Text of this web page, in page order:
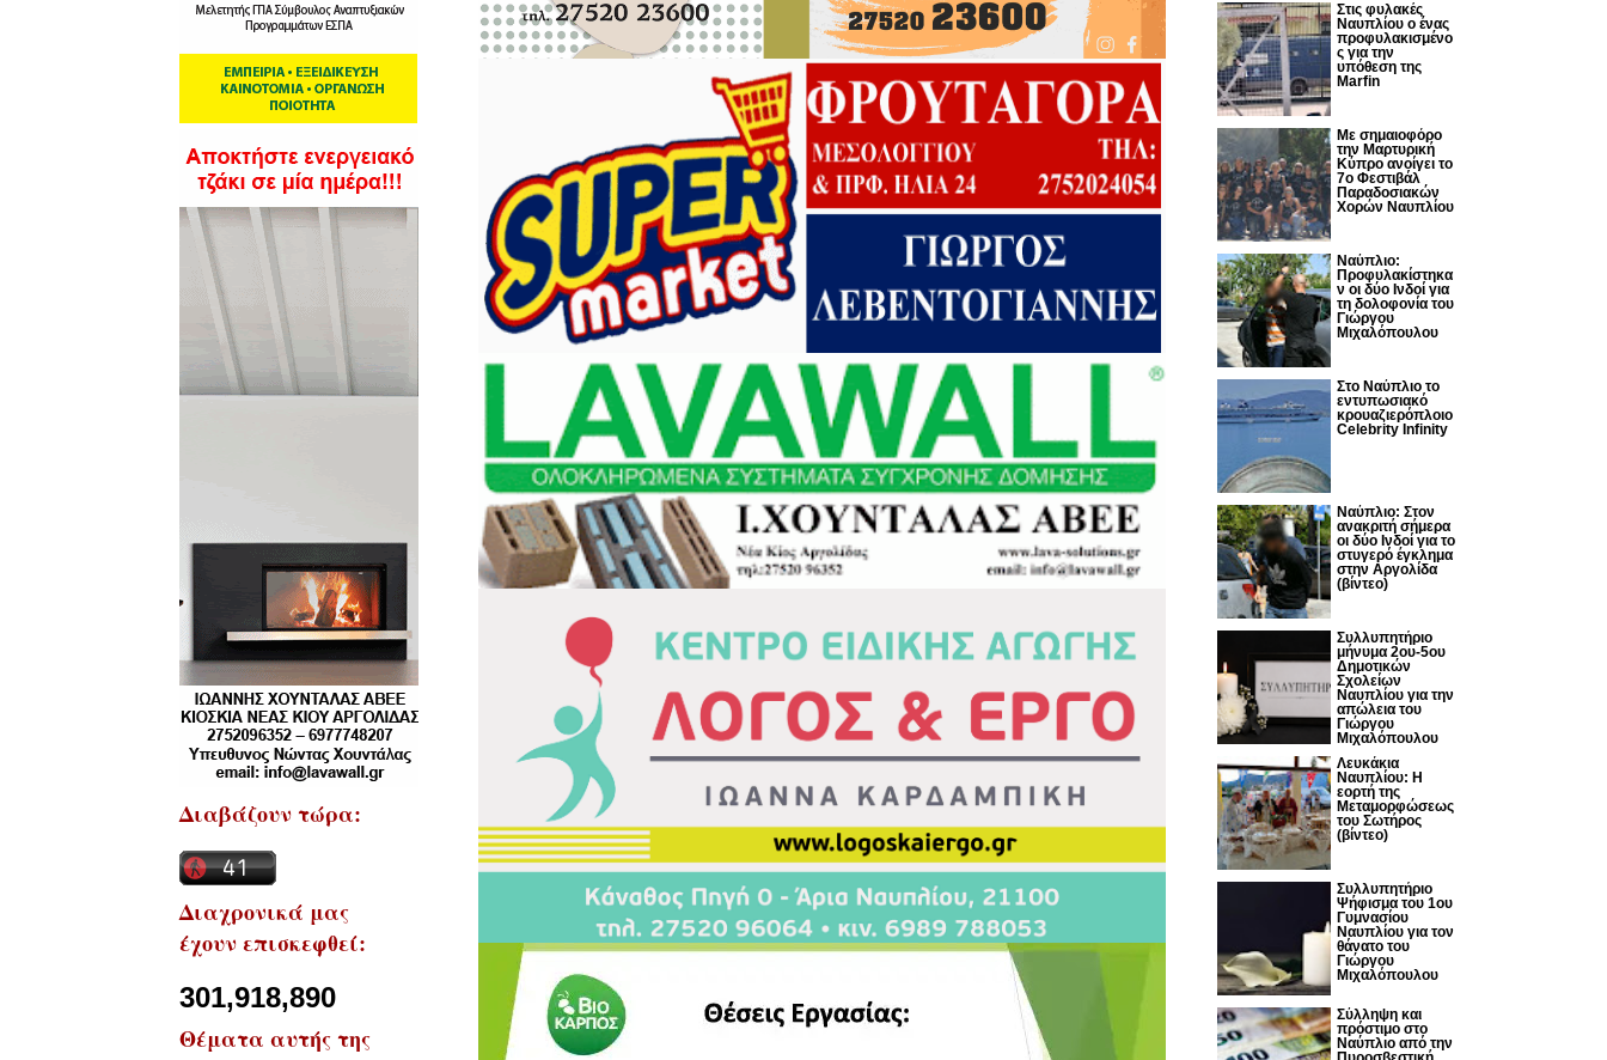
Διαβάζουν τώρα:
Διαχρονικά μας
έχουν επισκεφθεί:
301,918,890
Θέματα αυτής της
Στις φυλακές
Ναυπλίου ο ένας
προφυλακισμένο
ς για την
υπόθεση της
Marfin
Με σημαιοφόρο
την Μαρτυρική
Κύπρο ανοίγει το
7ο Φεστιβάλ
Παραδοσιακών
Χορών Ναυπλίου
Ναύπλιο:
Προφυλακίστηκα
ν οι δύο Ινδοί για
τη δολοφονία του
Γιώργου
Μιχαλόπουλου
Στο Ναύπλιο το
εντυπωσιακό
κρουαζιερόπλοιο
Celebrity Infinity
Nαύπλιο: Στον
ανακριτή σήμερα
οι δύο Ινδοί για το
στυγερό έγκλημα
στην Αργολίδα
(βίντεο)
Συλλυπητήριο
μήνυμα 2ου-5ου
Δημοτικών
Σχολείων
Ναυπλίου για την
απώλεια του
Γιώργου
Μιχαλόπουλου
Λευκάκια
Ναυπλίου: Η
εορτή της
Μεταμορφώσεως
του Σωτήρος
(βίντεο)
Συλλυπητήριο
Ψήφισμα του 1ου
Γυμνασίου
Ναυπλίου για τον
θάνατο του
Γιώργου
Μιχαλόπουλου
Σύλληψη και
πρόστιμο στο
Ναύπλιο από την